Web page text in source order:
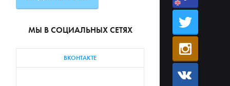
МЫ В СОЦИАЛЬНЫХ СЕТЯХ
ВКОНТАКТЕ